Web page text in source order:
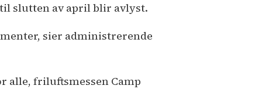
slutten av april blir avlyst.
sier administrerende
alle, friluftsmessen Camp